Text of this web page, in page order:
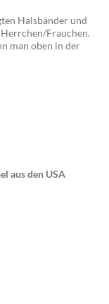
Halsbänder und
Frauchen.
man oben in der
aus den USA